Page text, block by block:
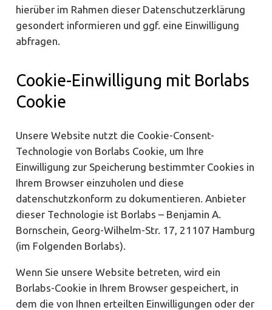
hierüber im Rahmen dieser Datenschutzerklärung
gesondert informieren und ggf. eine Einwilligung
abfragen.
Cookie-Einwilligung mit Borlabs
Cookie
Unsere Website nutzt die Cookie-Consent-
Technologie von Borlabs Cookie, um Ihre
Einwilligung zur Speicherung bestimmter Cookies in
Ihrem Browser einzuholen und diese
datenschutzkonform zu dokumentieren. Anbieter
dieser Technologie ist Borlabs – Benjamin A.
Bornschein, Georg-Wilhelm-Str. 17, 21107 Hamburg
(im Folgenden Borlabs).
Wenn Sie unsere Website betreten, wird ein
Borlabs-Cookie in Ihrem Browser gespeichert, in
dem die von Ihnen erteilten Einwilligungen oder der